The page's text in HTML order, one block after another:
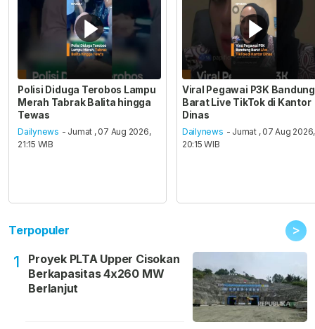
Polisi Diduga Terobos Lampu
Merah Tabrak Balita hingga
Tewas
Dailynews - Jumat , 07 Aug 2026,
21:15 WIB
Viral Pegawai P3K Bandung
Barat Live TikTok di Kantor
Dinas
Dailynews - Jumat , 07 Aug 2026,
20:15 WIB
Terpopuler >
1
Proyek PLTA Upper Cisokan
Berkapasitas 4x260 MW
Berlanjut